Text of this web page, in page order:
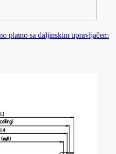
platno sa daljinskim upravljačem